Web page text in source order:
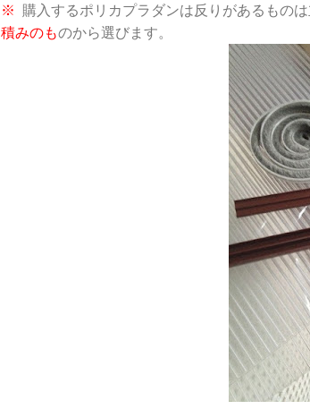
※ 購入するポリカプラダンは反りがあるもの
積みのものから選びます。